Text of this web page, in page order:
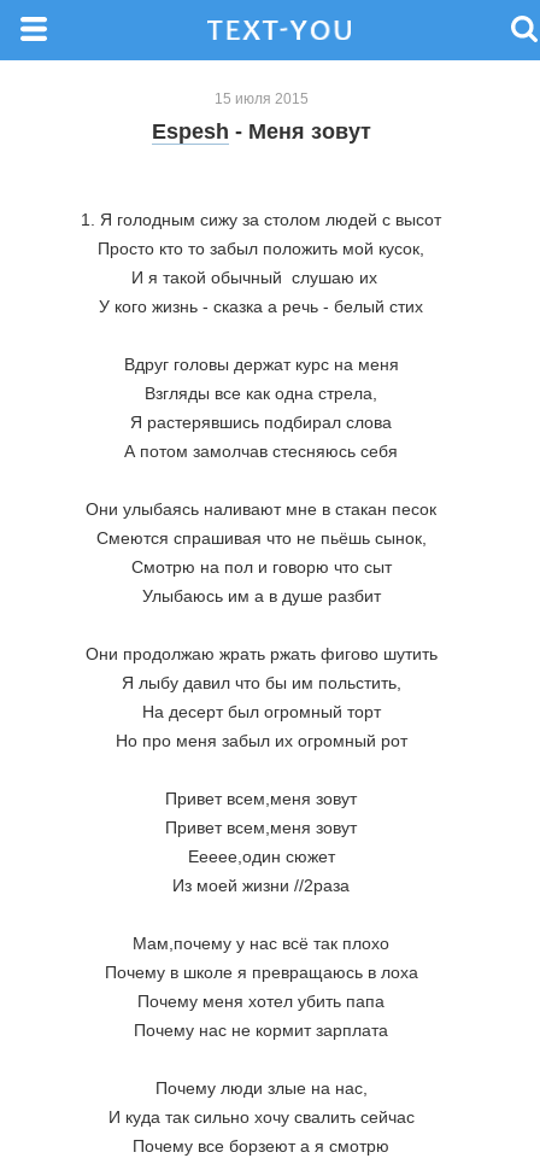
15 июля 2015
Espesh - Меня зовут
1. Я голодным сижу за столом людей с высот
Просто кто то забыл положить мой кусок,
И я такой обычный  слушаю их
У кого жизнь - сказка а речь - белый стих
Вдруг головы держат курс на меня
Взгляды все как одна стрела,
Я растерявшись подбирал слова
А потом замолчав стесняюсь себя
Они улыбаясь наливают мне в стакан песок
Смеются спрашивая что не пьёшь сынок,
Смотрю на пол и говорю что сыт
Улыбаюсь им а в душе разбит
Они продолжаю жрать ржать фигово шутить
Я лыбу давил что бы им польстить,
На десерт был огромный торт
Но про меня забыл их огромный рот
Привет всем,меня зовут
Привет всем,меня зовут
Еееее,один сюжет
Из моей жизни //2раза
Мам,почему у нас всё так плохо
Почему в школе я превращаюсь в лоха
Почему меня хотел убить папа
Почему нас не кормит зарплата
Почему люди злые на нас,
И куда так сильно хочу свалить сейчас
Почему все борзеют а я смотрю